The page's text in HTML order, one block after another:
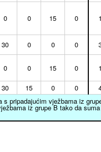
0 0 15 0
30 0 0 0
0 0 15 0
30 15 0 0
s pripadajućim vježbama iz
iz grupe B tako da suma